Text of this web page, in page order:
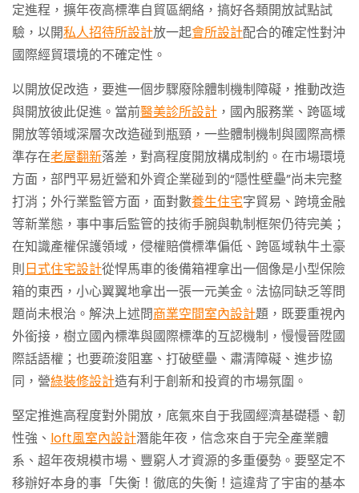
定進程，擴年夜高標準自貿區網絡，搞好各類開放試點試
驗，以開私人招待所設計放一起會所設計配合的確定性對沖
國際經貿環境的不確定性。
以開放促改造，要進一個步驟廢除體制機制障礙，推動改造
與開放彼此促進。當前醫美診所設計 ，國內服務業、跨區域
開放等領域深層次改造碰到瓶頸，一些體制機制與國際高標
準存在老屋翻新落差，對高程度開放構成制約。在市場環境
方面，部門平易近營和外資企業碰到的“隱性壁壘”尚未完整
打消；外行業監管方面，面對數養生住宅字貿易、跨境金融
等新業態，事中事后監管的技術手腕與軌制框架仍待完美；
在知識產權保護領域，侵權賠償標準偏低、跨區域執牛土豪
則日式住宅設計從悍馬車的後備箱裡拿出一個像是小型保險
箱的東西，小心翼翼地拿出一張一元美金。法協同缺乏等問
題尚未根治。解決上述問商業空間室內設計題，既要重視內
外銜接，樹立國內標準與國際標準的互認機制，慢慢晉陞國
際話語權；也要疏浚阻塞、打破壁壘、肅清障礙、進步協
同，營綠裝修設計造有利于創新和投資的市場氛圍。
堅定推進高程度對外開放，底氣來自于我國經濟基礎穩、韌
性強、 loft風室內設計潛能年夜，信念來自于完全產業體
系、超年夜規模市場、豐窮人才資源的多重優勢。要堅定不
移辦好本身的事「失衡！徹底的失衡！這違背了宇宙的基本